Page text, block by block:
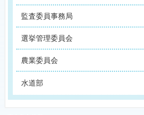
監査委員事務局
選挙管理委員会
農業委員会
水道部